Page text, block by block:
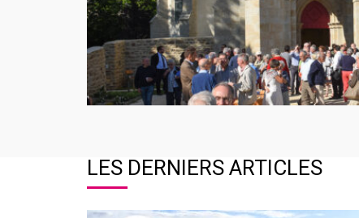
LES DERNIERS ARTICLES